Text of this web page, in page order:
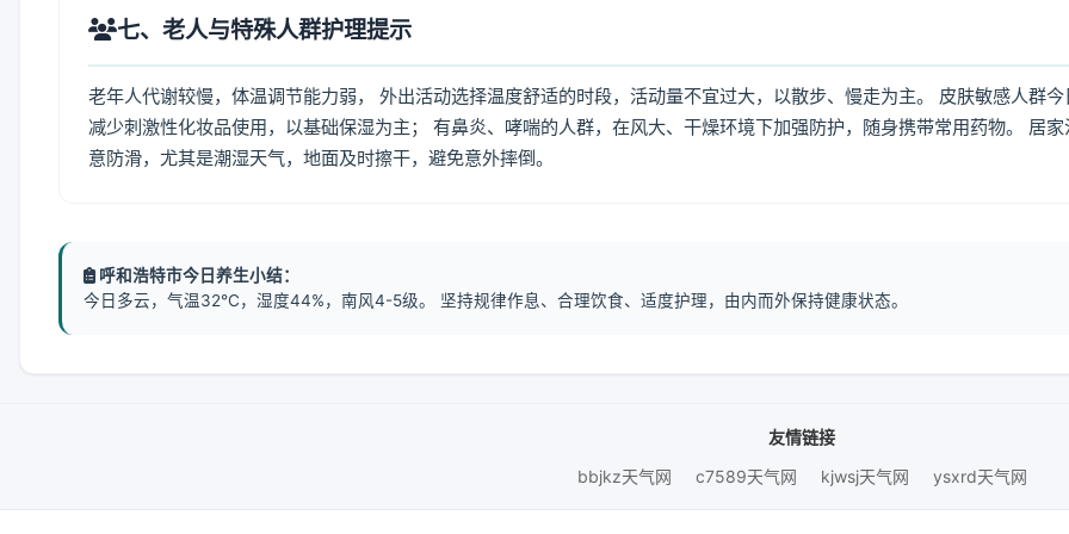
七、老人与特殊人群护理提示
老年人代谢较慢，体温调节能力弱， 外出活动选择温度舒适的时段，活动量不宜过大，以散步、慢走为主。 皮肤敏感人群今
减少刺激性化妆品使用，以基础保湿为主； 有鼻炎、哮喘的人群，在风大、干燥环境下加强防护，随身携带常用药物。 居家
意防滑，尤其是潮湿天气，地面及时擦干，避免意外摔倒。
呼和浩特市今日养生小结：
今日多云，气温32℃，湿度44%，南风4-5级。 坚持规律作息、合理饮食、适度护理，由内而外保持健康状态。
友情链接
bbjkz天气网
c7589天气网 kjwsj天气网 ysxrd天气网